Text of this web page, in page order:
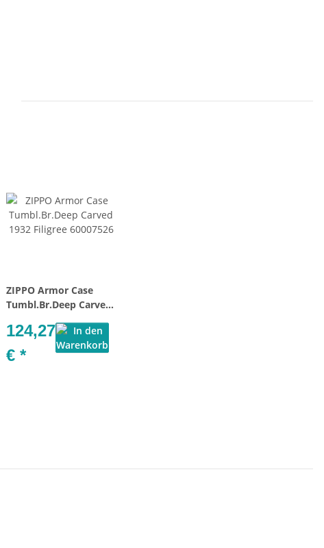
ZIPPO Armor Case
Tumbl.Br.Deep Carved
124,27
€ *